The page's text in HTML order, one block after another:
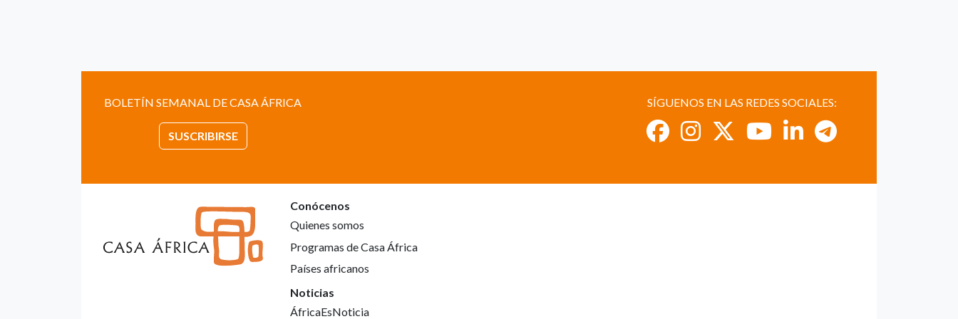
BOLETÍN SEMANAL DE CASA ÁFRICA
SUSCRIBIRSE
SÍGUENOS EN LAS REDES SOCIALES:
Conócenos
Quienes somos
Programas de Casa África
Países africanos
Noticias
ÁfricaEsNoticia